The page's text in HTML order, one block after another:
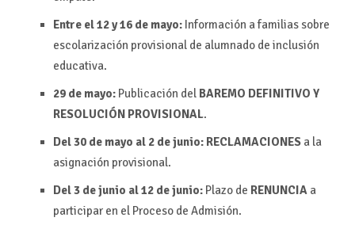
Entre el 12 y 16 de mayo:Información a familias sobre
escolarización provisional de alumnado de inclusión
educativa.
29 de mayo:Publicación del BAREMO DEFINITIVO Y
RESOLUCIÓN PROVISIONAL.
Del 30 de mayo al 2 de junio: RECLAMACIONESa la
asignación provisional.
Del 3 de junio al 12 de junio:Plazo de RENUNCIAa
participar en el Proceso de Admisión.